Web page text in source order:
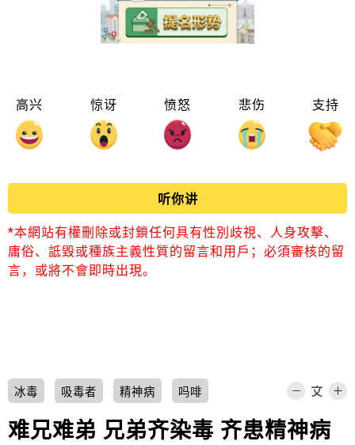
高兴 惊讶 愤怒 悲伤 支持
听你讲
*本網站有權刪除或封鎖任何具有性別歧視、人身攻擊、
庸俗、詆毀或種族主義性質的留言和用戶；必須審核的留
言，或將不會即時出現。
冰毒 吸毒者 精神病 吗啡
难兄难弟 兄弟齐染毒 齐患精神病